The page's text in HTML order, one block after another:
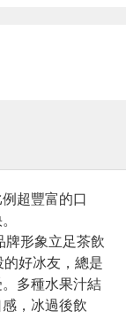
超豐富的口
牌形象立足茶飲
好冰友，總是
多種水果汁結
，冰過後飲